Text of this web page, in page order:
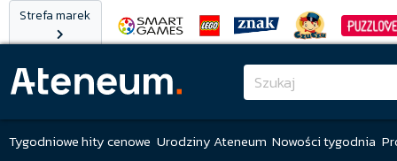
Strefa marek
Tygodniowe hity cenowe Urodziny Ateneum Nowości tygodnia